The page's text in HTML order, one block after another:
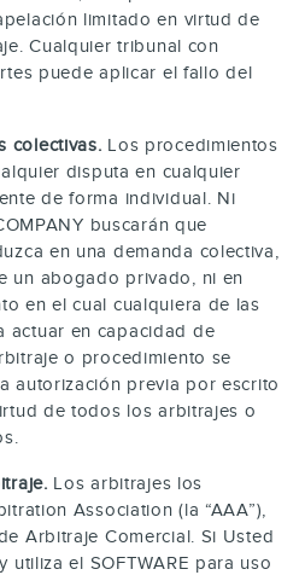
limitado en virtud de
Cualquier tribunal con
puede aplicar el fallo del
colectivas. Los procedimientos
disputa en cualquier
de forma individual. Ni
buscarán que
en una demanda colectiva,
un abogado privado, ni en
en el cual cualquiera de las
actuar en capacidad de
o procedimiento se
autorización previa por escrito
de todos los arbitrajes o
Los arbitrajes los
Association (la “AAA”),
Arbitraje Comercial. Si Usted
utiliza el SOFTWARE para uso